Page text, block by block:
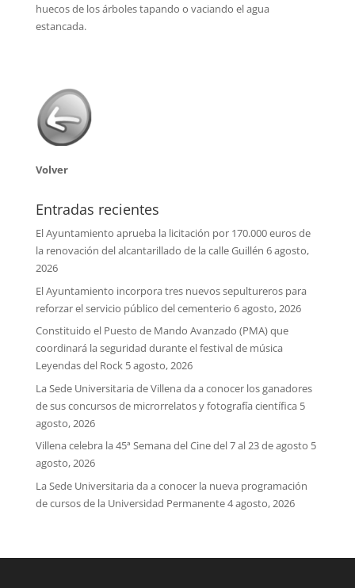
huecos de los árboles tapando o vaciando el agua
estancada.
Volver
Entradas recientes
El Ayuntamiento aprueba la licitación por 170.000 euros de
la renovación del alcantarillado de la calle Guillén 6 agosto,
2026
El Ayuntamiento incorpora tres nuevos sepultureros para
reforzar el servicio público del cementerio 6 agosto, 2026
Constituido el Puesto de Mando Avanzado (PMA) que
coordinará la seguridad durante el festival de música
Leyendas del Rock 5 agosto, 2026
La Sede Universitaria de Villena da a conocer los ganadores
de sus concursos de microrrelatos y fotografía científica 5
agosto, 2026
Villena celebra la 45ª Semana del Cine del 7 al 23 de agosto 5
agosto, 2026
La Sede Universitaria da a conocer la nueva programación
de cursos de la Universidad Permanente4 agosto, 2026